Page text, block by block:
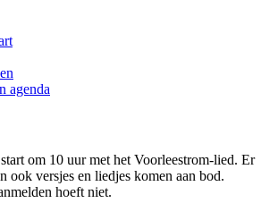
agenda
om 10 uur met het Voorleestrom-lied. Er
ook versjes en liedjes komen aan bod.
hoeft niet.